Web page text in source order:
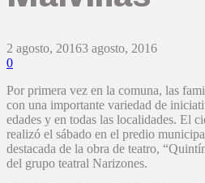
2 agosto, 20163 agosto, 2016
0
Por primera vez en la comuna, las
con una importante variedad de
edades y en todas las localidades. El
realizó el sábado en el predio
destacada de la obra de teatro,
del grupo teatral Narizones.